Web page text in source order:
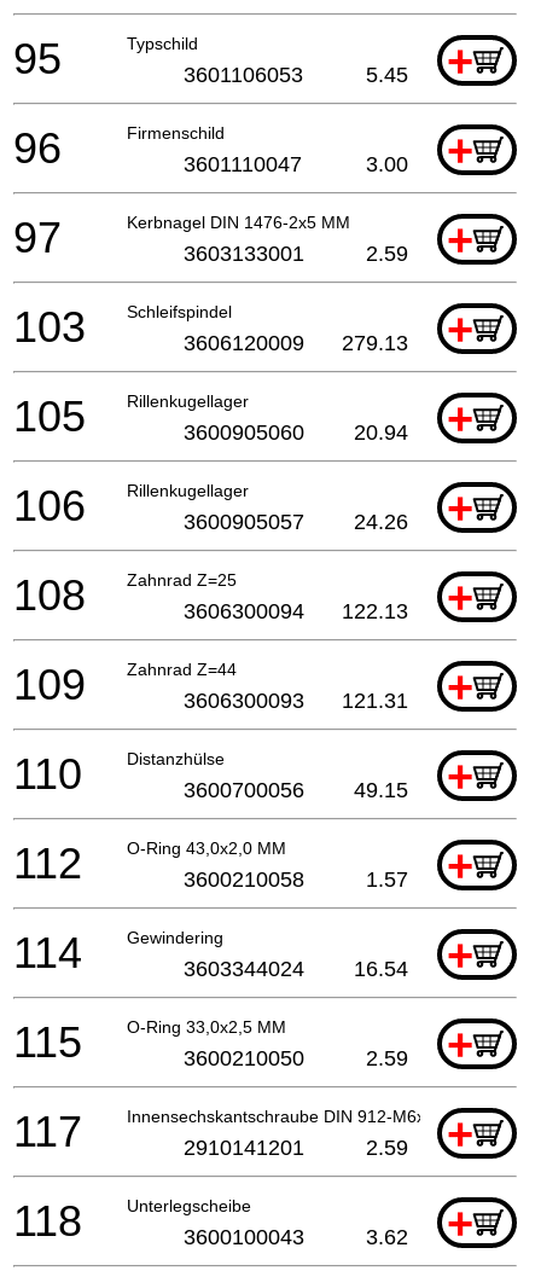
Typschild +
95 3601106053 5.45
Firmenschild +
96 3601110047 3.00
Kerbnagel DIN 1476-2x5 MM +
97 3603133001 2.59
Schleifspindel +
103 3606120009 279.13
Rillenkugellager +
105 3600905060 20.94
Rillenkugellager +
106 3600905057 24.26
Zahnrad Z=25 +
108 3606300094 122.13
Zahnrad Z=44 +
109 3606300093 121.31
Distanzhülse +
110 3600700056 49.15
O-Ring 43,0x2,0 MM +
112 3600210058 1.57
Gewindering +
114 3603344024 16.54
O-Ring 33,0x2,5 MM +
115 3600210050 2.59
Innensechskantschraube DIN 912-M6x20-8.8
+
117 2910141201 2.59
Unterlegscheibe +
118 3600100043 3.62